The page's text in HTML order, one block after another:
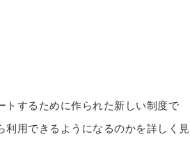
トするために作られた新しい制度で
用できるようになるのかを詳しく見